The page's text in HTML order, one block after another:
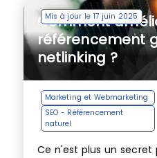
Mis à jour le 17 juin 2025
Comment
référencement
netlinking ?
Marketing et Webmarketing
SEO - Référencement
naturel
Ce n'est plus un secret